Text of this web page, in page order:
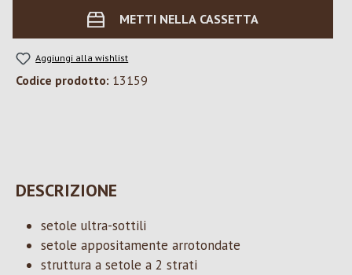
METTI NELLA CASSETTA
Aggiungi alla wishlist
Codice prodotto: 13159
DESCRIZIONE
setole ultra-sottili
setole appositamente arrotondate
struttura a setole a 2 strati